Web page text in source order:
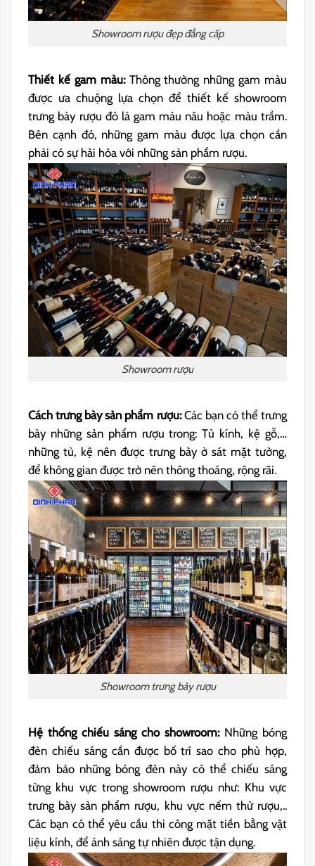
Showroom rượu đẹp đẳng cấp
Thiết kế gam màu:Thông thường những gam màu
được ưa chuộng lựa chọn để thiết kế showroom
trưng bày rượu đó là gam màu nâu hoặc màu trầm.
Bên cạnh đó, những gam màu được lựa chọn cần
phải có sự hài hòa với những sản phẩm rượu.
Showroom rượu
Cách trưng bày sản phẩm rượu:Các bạn có thể trưng
bày những sản phẩm rượu trong: Tủ kính, kệ gỗ,…
những tủ, kệ nên được trưng bày ở sát mặt tường,
để không gian được trở nên thông thoáng, rộng rãi.
Showroom trưng bày rượu
Hệ thống chiếu sáng cho showroom:Những bóng
đèn chiếu sáng cần được bố trí sao cho phù hợp,
đảm bảo những bóng đèn này có thể chiếu sáng
từng khu vực trong showroom rượu như: Khu vực
trưng bày sản phẩm rượu, khu vực nếm thử rượu,..
Các bạn có thể yêu cầu thi công mặt tiền bằng vật
liệu kính, để ánh sáng tự nhiên được tận dụng.